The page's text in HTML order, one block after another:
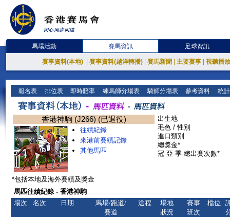
馬場活動 賽馬資訊 足球資訊
賽事資料(本地) 賽事資料(越洋轉播) 賽馬新聞 主要賽事 視聽播
報名表 排位表 即時賠率 練馬師分場表 騎師分場表 參考資料 統
香港神駒 (J266) (已退役)
往績紀錄
來港前賽績記錄
其他馬匹
出生地
毛色 / 性別
進口類別
總獎金*
冠-亞-季-總出賽次數*
*包括本地及海外賽績及獎金
馬匹往績紀錄 - 香港神駒
場次
名次 日期
馬場/跑道/
賽道
途程
場地
狀況
賽事
班次
檔位